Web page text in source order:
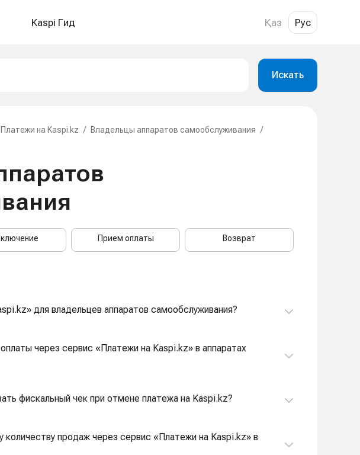
Kaspi Гид Қаз Рус
Искать
Платежи на Kaspi.kz / Владельцы аппаратов самообслуживания /
Прием оплаты Возврат
для владельцев аппаратов самообслуживания?
через сервис «Платежи на Kaspi.kz» в аппаратах
фискальный чек при отмене платежа на Kaspi.kz?
количеству продаж через сервис «Платежи на Kaspi.kz» в